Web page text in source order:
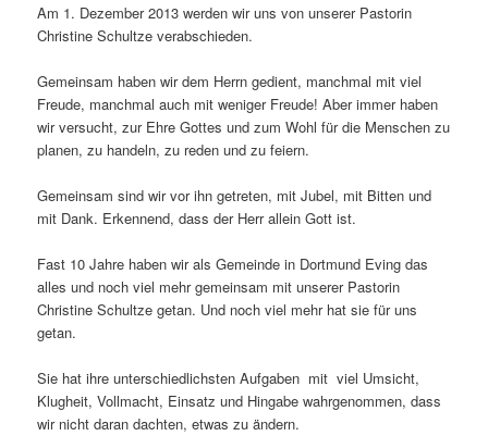
Am 1. Dezember 2013 werden wir uns von unserer Pastorin
Christine Schultze verabschieden.
Gemeinsam haben wir dem Herrn gedient, manchmal mit viel
Freude, manchmal auch mit weniger Freude! Aber immer haben
wir versucht, zur Ehre Gottes und zum Wohl für die Menschen zu
planen, zu handeln, zu reden und zu feiern.
Gemeinsam sind wir vor ihn getreten, mit Jubel, mit Bitten und
mit Dank. Erkennend, dass der Herr allein Gott ist.
Fast 10 Jahre haben wir als Gemeinde in Dortmund Eving das
alles und noch viel mehr gemeinsam mit unserer Pastorin
Christine Schultze getan. Und noch viel mehr hat sie für uns
getan.
Sie hat ihre unterschiedlichsten Aufgaben mit viel Umsicht,
Klugheit, Vollmacht, Einsatz und Hingabe wahrgenommen, dass
wir nicht daran dachten, etwas zu ändern.